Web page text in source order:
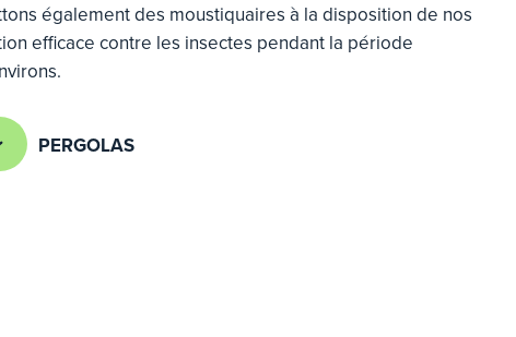
également des moustiquaires à la disposition de nos
efficace contre les insectes pendant la période
PERGOLAS